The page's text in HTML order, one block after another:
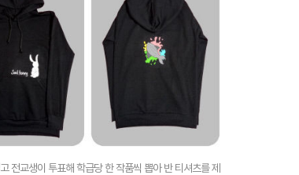
전교생이 투표해 학급당 한 작품씩 뽑아 반 티셔츠를 제